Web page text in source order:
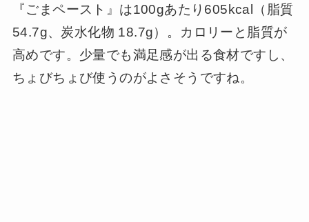
『ごまペースト』は100gあたり605kcal（脂質
54.7g、炭水化物 18.7g）。カロリーと脂質が
高めです。少量でも満足感が出る食材ですし、
ちょびちょび使うのがよさそうですね。